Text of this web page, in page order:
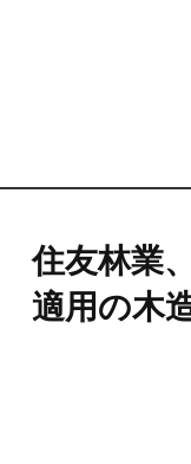
住友林業
適用の木